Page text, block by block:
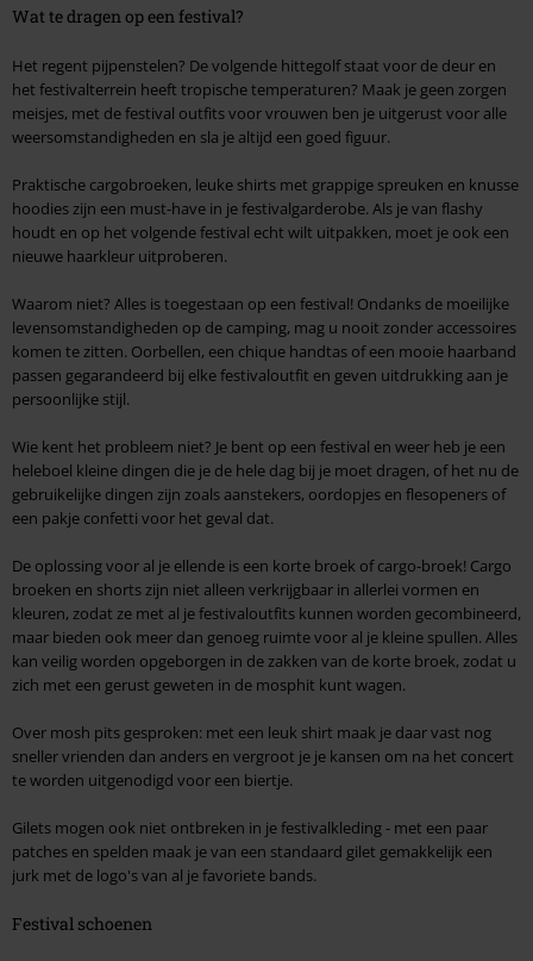
Wat te dragen op een festival?
Het regent pijpenstelen? De volgende hittegolf staat voor de deur en
het festivalterrein heeft tropische temperaturen? Maak je geen zorgen
meisjes, met de festival outfits voor vrouwen ben je uitgerust voor alle
weersomstandigheden en sla je altijd een goed figuur.
Praktische cargobroeken, leuke shirts met grappige spreuken en knusse
hoodies zijn een must-have in je festivalgarderobe. Als je van flashy
houdt en op het volgende festival echt wilt uitpakken, moet je ook een
nieuwe haarkleur uitproberen.
Waarom niet? Alles is toegestaan op een festival! Ondanks de moeilijke
levensomstandigheden op de camping, mag u nooit zonder accessoires
komen te zitten. Oorbellen, een chique handtas of een mooie haarband
passen gegarandeerd bij elke festivaloutfit en geven uitdrukking aan je
persoonlijke stijl.
Wie kent het probleem niet? Je bent op een festival en weer heb je een
heleboel kleine dingen die je de hele dag bij je moet dragen, of het nu de
gebruikelijke dingen zijn zoals aanstekers, oordopjes en flesopeners of
een pakje confetti voor het geval dat.
De oplossing voor al je ellende is een korte broek of cargo-broek! Cargo
broeken en shorts zijn niet alleen verkrijgbaar in allerlei vormen en
kleuren, zodat ze met al je festivaloutfits kunnen worden gecombineerd,
maar bieden ook meer dan genoeg ruimte voor al je kleine spullen. Alles
kan veilig worden opgeborgen in de zakken van de korte broek, zodat u
zich met een gerust geweten in de mosphit kunt wagen.
Over mosh pits gesproken: met een leuk shirt maak je daar vast nog
sneller vrienden dan anders en vergroot je je kansen om na het concert
te worden uitgenodigd voor een biertje.
Gilets mogen ook niet ontbreken in je festivalkleding - met een paar
patches en spelden maak je van een standaard gilet gemakkelijk een
jurk met de logo's van al je favoriete bands.
Festival schoenen